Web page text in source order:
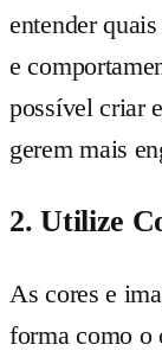
entender
e
possível criar
gerem mais
2. Utilize
As cores e
forma como o